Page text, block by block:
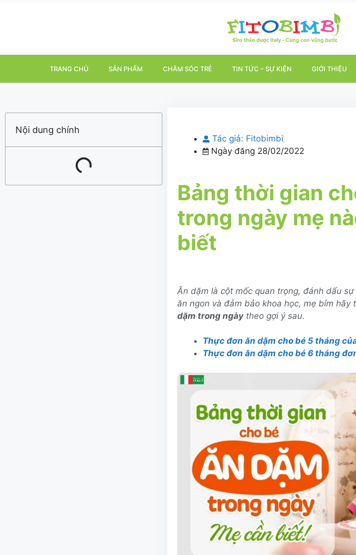
TRANG CHỦ SẢN PHẨM CHĂM SÓC TRẺ TIN TỨC – SỰ KIỆN GIỚI THIỆU
Nội dung chính
Tác giả: Fitobimbi
Ngày đăng 28/02/2022
Bảng thời gian
trong ngày mẹ
biết
Ăn dặm là cột mốc quan trọng, đánh dấu
ăn ngon và đảm bảo khoa học, mẹ bỉm hãy
dặm trong ngày theo gợi ý sau.
Thực đơn ăn dặm cho bé 5 tháng
Thực đơn ăn dặm cho bé 6 tháng